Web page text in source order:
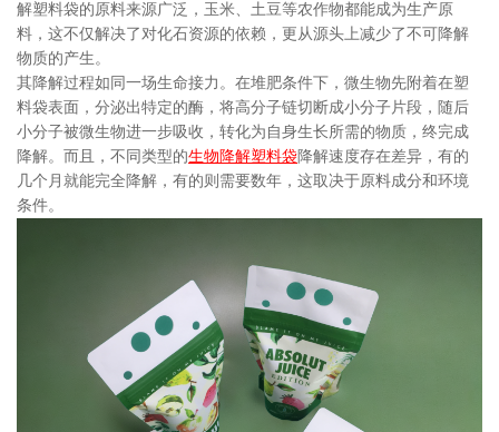
解塑料袋的原料来源广泛，玉米、土豆等农作物都能成为生产原
料，这不仅解决了对化石资源的依赖，更从源头上减少了不可降解
物质的产生。
其降解过程如同一场生命接力。在堆肥条件下，微生物先附着在塑
料袋表面，分泌出特定的酶，将高分子链切断成小分子片段，随后
小分子被微生物进一步吸收，转化为自身生长所需的物质，终完成
降解。而且，不同类型的生物降解塑料袋降解速度存在差异，有的
几个月就能完全降解，有的则需要数年，这取决于原料成分和环境
条件。